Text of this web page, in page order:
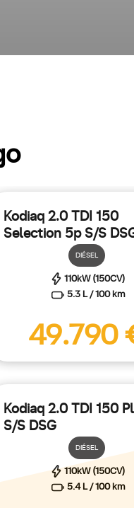
Kodiaq 2.0 TDI 150
Selection 5p S/S
DIÉSEL
110kW (150CV)
5.3 L / 100 km
49.790
Kodiaq 2.0 TDI 150
S/S DSG
DIÉSEL
110kW (150CV)
5.4 L / 100 km